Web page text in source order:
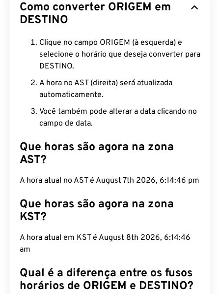
Como converter ORIGEM em
DESTINO
Clique no campo ORIGEM (à esquerda) e
selecione o horário que deseja converter para
DESTINO.
A hora no AST (direita) será atualizada
automaticamente.
Você também pode alterar a data clicando no
campo de data.
Que horas são agora na zona
AST?
A hora atual no AST é August 7th 2026, 6:14:47 pm
Que horas são agora na zona
KST?
A hora atual em KST é August 8th 2026, 6:14:47
am
Qual é a diferença entre os fusos
horários de ORIGEM e DESTINO?